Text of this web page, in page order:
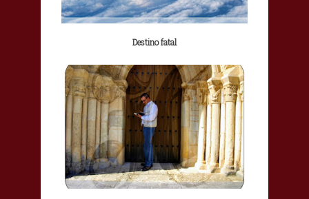
Destino fatal